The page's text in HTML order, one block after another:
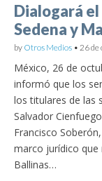
Dialogará
Sedena y
by Otros Medios • 26 de
México, 26 de
informó que los
los titulares de las
Salvador
Francisco
marco jurídico
Ballinas…